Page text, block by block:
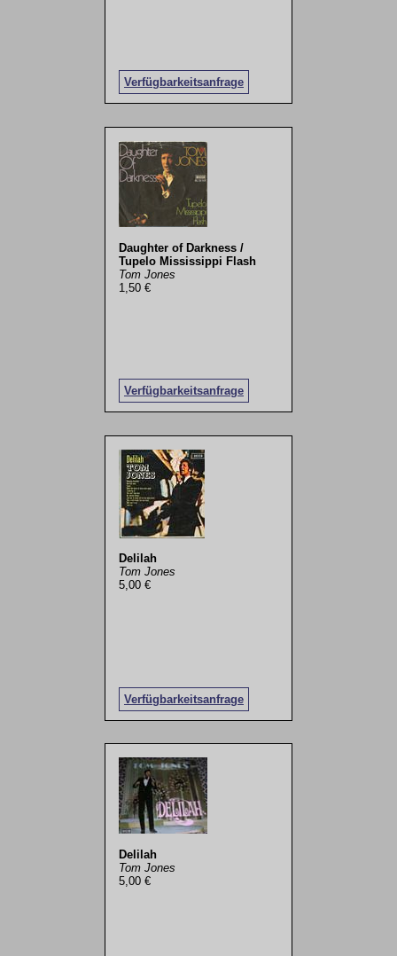
Verfügbarkeitsanfrage
Daughter of Darkness /
Tupelo Mississippi Flash
Tom Jones
1,50 €
Verfügbarkeitsanfrage
Delilah
Tom Jones
5,00 €
Verfügbarkeitsanfrage
Delilah
Tom Jones
5,00 €